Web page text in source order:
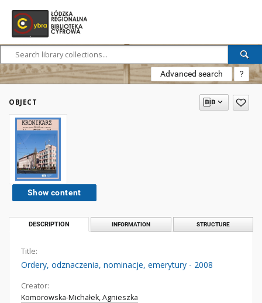
Advanced search ?
OBJECT
Show content
DESCRIPTION INFORMATION STRUCTURE
Title:
Ordery, odznaczenia, nominacje, emerytury - 2008
Creator:
Komorowska-Michałek, Agnieszka